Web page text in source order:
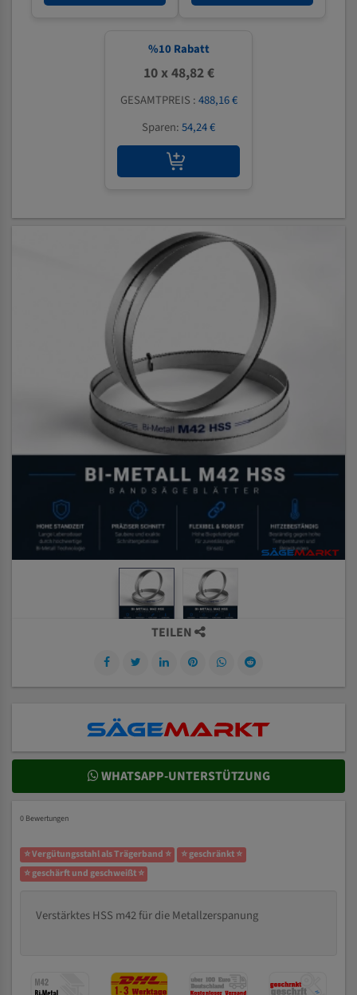
%10 Rabatt
10 x 48,82 €
GESAMTPREIS :488,16 €
Sparen:54,24 €
TEILEN
WHATSAPP-UNTERSTÜTZUNG
0 Bewertungen
⭐ Vergütungsstahl als Trägerband ⭐
⭐ geschränkt ⭐
⭐ geschärft und geschweißt ⭐
Verstärktes HSS m42 für die Metallzerspanung